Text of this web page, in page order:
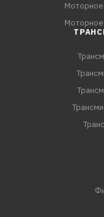
Моторное
Моторное